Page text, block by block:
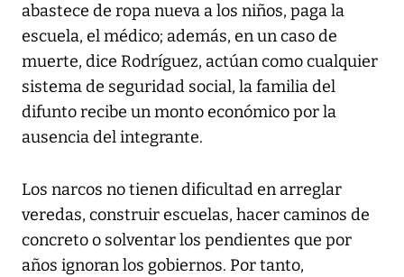
abastece de ropa nueva a los niños, paga la
escuela, el médico; además, en un caso de
muerte, dice Rodríguez, actúan como cualquier
sistema de seguridad social, la familia del
difunto recibe un monto económico por la
ausencia del integrante.
Los narcos no tienen dificultad en arreglar
veredas, construir escuelas, hacer caminos de
concreto o solventar los pendientes que por
años ignoran los gobiernos. Por tanto,